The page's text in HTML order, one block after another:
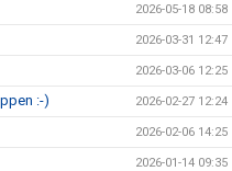
2026-05-18 08:58
2026-03-31 12:47
2026-03-06 12:25
:-) 2026-02-27 12:24
2026-02-06 14:25
2026-01-14 09:35